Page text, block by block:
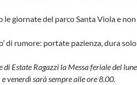
giornate del parco Santa Viola e
di rumore: portate pazienza, dura
di Estate Ragazzi la Messa feriale del
venerdì sarà sempre alle ore 8.00.